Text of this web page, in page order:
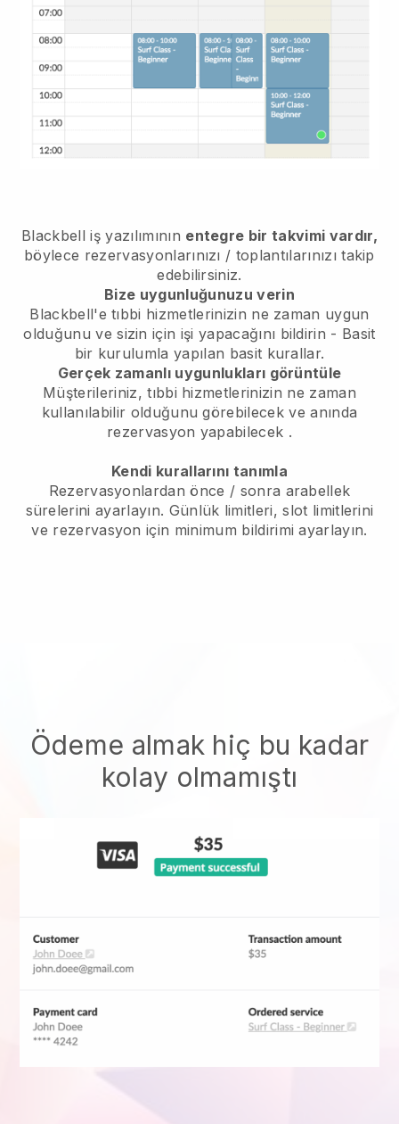
Blackbell iş yazılımının entegre bir takvimi vardır,
böylece rezervasyonlarınızı / toplantılarınızı takip
edebilirsiniz.
Bize uygunluğunuzu verin
Blackbell'e tıbbi hizmetlerinizin ne zaman uygun
olduğunu ve sizin için işi yapacağını bildirin - Basit
bir kurulumla yapılan basit kurallar.
Gerçek zamanlı uygunlukları görüntüle
Müşterileriniz, tıbbi hizmetlerinizin ne zaman
kullanılabilir olduğunu görebilecek ve anında
rezervasyon yapabilecek .
Kendi kurallarını tanımla
Rezervasyonlardan önce / sonra arabellek
sürelerini ayarlayın. Günlük limitleri, slot limitlerini
ve rezervasyon için minimum bildirimi ayarlayın.
Ödeme almak hiç bu kadar
kolay olmamıştı